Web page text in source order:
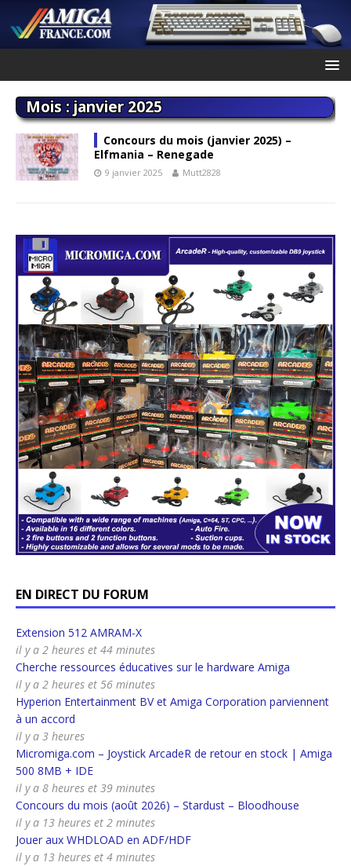
Mois :janvier 2025
Concours du mois (janvier 2025) –
Elfmania – Renegade
9 janvier 2025 Mutt2828
EN DIRECT DU FORUM
Extension 512 AMRAM-X
il y a 2 heures et 44 minutes
Cherche ressources éducatives sur le hardware Amiga
il y a 2 heures et 56 minutes
Hyperion Entertainment BV et Amiga Corporation parviennent
à un accord
il y a 3 heures
Micromiga.com – Joystick ArcadeR de retour en stock | Amiga
500 8MB + IDE
il y a 8 heures et 39 minutes
Concours du mois (août 2026) – Stardust – Bloodhouse
il y a 13 heures et 2 minutes
Jouer aux WHDLOAD en ADF/HDF
il y a 13 heures et 4 minutes